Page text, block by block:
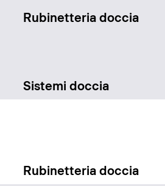
Rubinetteria doccia
Sistemi doccia
Rubinetteria doccia